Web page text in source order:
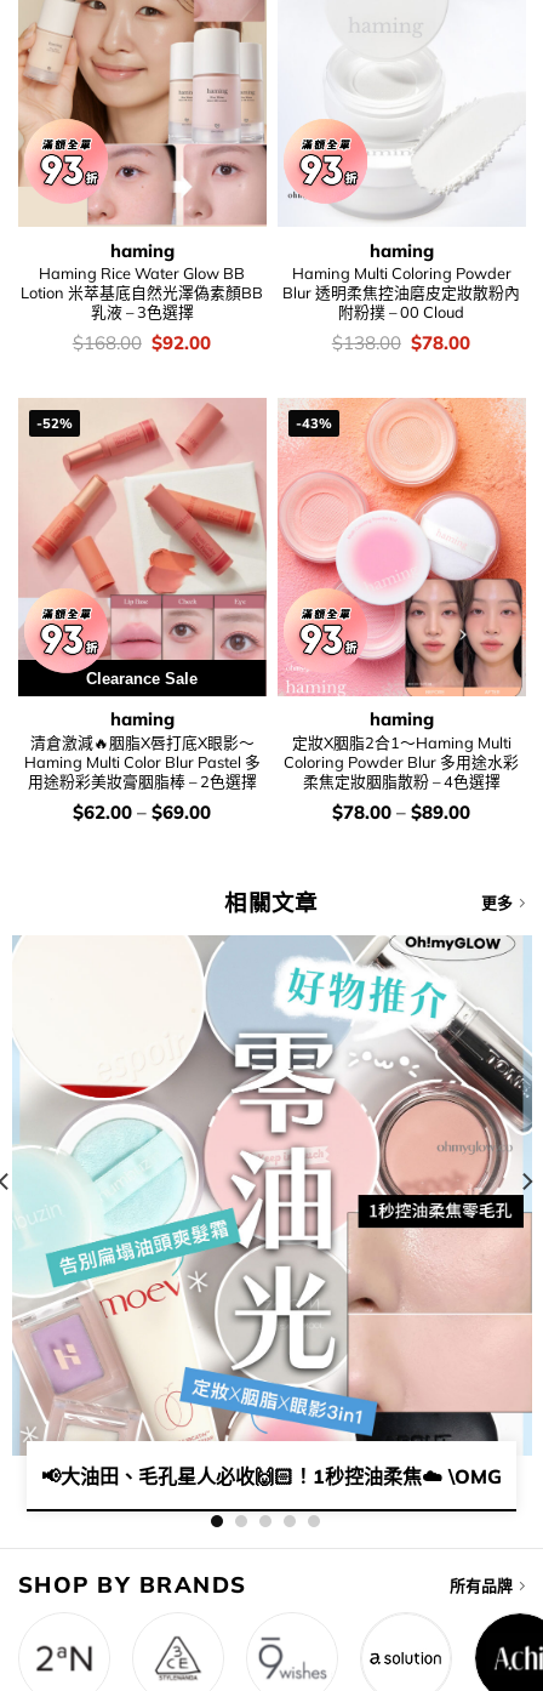
haming
Haming Rice Water Glow BB
Lotion 米萃基底自然光澤偽素顏BB
乳液 – 3色選擇
價
$168.00 Original
$168.00.
$92.00Current
$92.00.
haming
Haming Multi Coloring Powder
Blur 透明柔焦控油磨皮定妝散粉內
附粉撲 – 00 Cloud
價
$138.00 Original
$138.00.
$78.00Current
$78.00.
-52%
Clearance Sale
haming
清倉激減🔥胭脂X唇打底X眼影～
Haming Multi Color Blur Pastel 多
用途粉彩美妝膏胭脂棒 – 2色選擇
價
錢：
$62.00 – $69.00
-43%
haming
定妝X胭脂2合1～Haming Multi
Coloring Powder Blur 多用途水彩
柔焦定妝胭脂散粉 – 4色選擇
價
錢：
$78.00 – $89.00
相關文章 更多
📢​大油田、毛孔星人必收🙌🏻！1秒控油柔焦☁️ \OMG實
潮流🔥 | Feat. Haming不只是胭脂和唇彩​🤩​
SHOP BY BRANDS 所有品牌